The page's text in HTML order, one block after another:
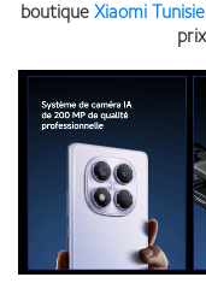
boutique Xiaomi Tunisie